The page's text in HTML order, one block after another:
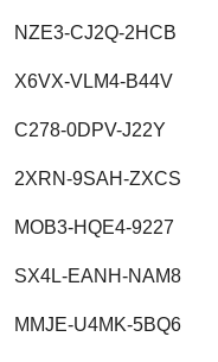
NZE3-CJ2Q-2HCB
X6VX-VLM4-B44V
C278-0DPV-J22Y
2XRN-9SAH-ZXCS
MOB3-HQE4-9227
SX4L-EANH-NAM8
MMJE-U4MK-5BQ6